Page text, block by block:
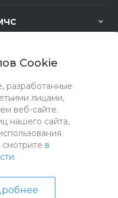
Cookie
разработанные
лицами,
веб-сайте.
нашего сайта,
в
.